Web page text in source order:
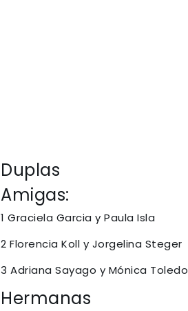
Duplas
Amigas:
1 Graciela Garcia y Paula Isla
2 Florencia Koll y Jorgelina Steger
3 Adriana Sayago y Mónica Toledo
Hermanas